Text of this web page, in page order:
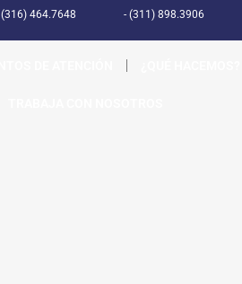
(316) 464.7648 - (311) 898.3906